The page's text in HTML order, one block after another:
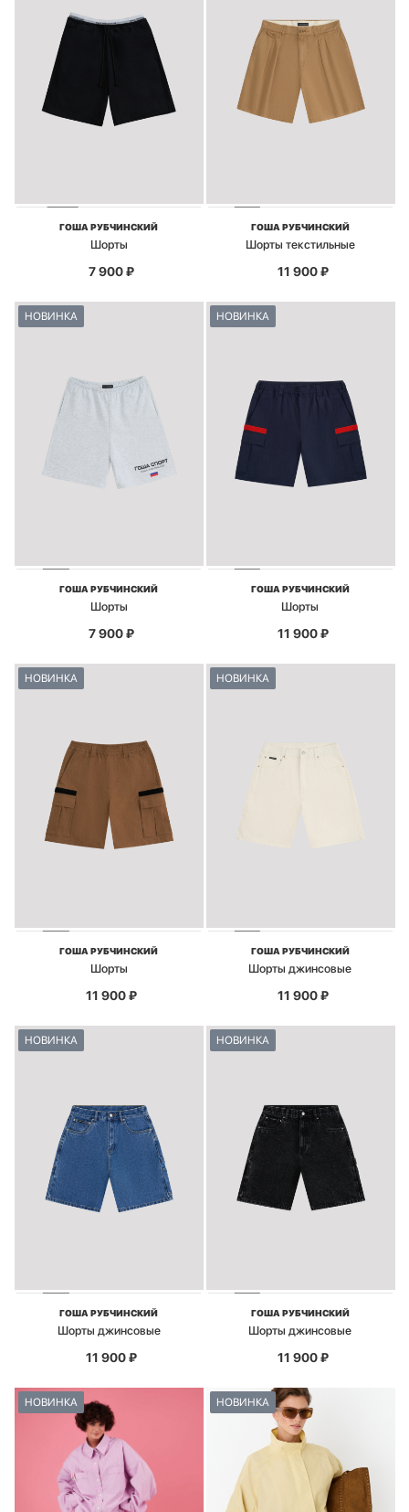
ГОША РУБЧИНСКИЙ
Шорты
7 900₽
ГОША РУБЧИНСКИЙ
Шорты текстильные
11 900₽
НОВИНКА
ГОША РУБЧИНСКИЙ
Шорты
7 900₽
НОВИНКА
ГОША РУБЧИНСКИЙ
Шорты
11 900₽
НОВИНКА
ГОША РУБЧИНСКИЙ
Шорты
11 900₽
НОВИНКА
ГОША РУБЧИНСКИЙ
Шорты джинсовые
11 900₽
НОВИНКА
ГОША РУБЧИНСКИЙ
Шорты джинсовые
11 900₽
НОВИНКА
ГОША РУБЧИНСКИЙ
Шорты джинсовые
11 900₽
НОВИНКА НОВИНКА